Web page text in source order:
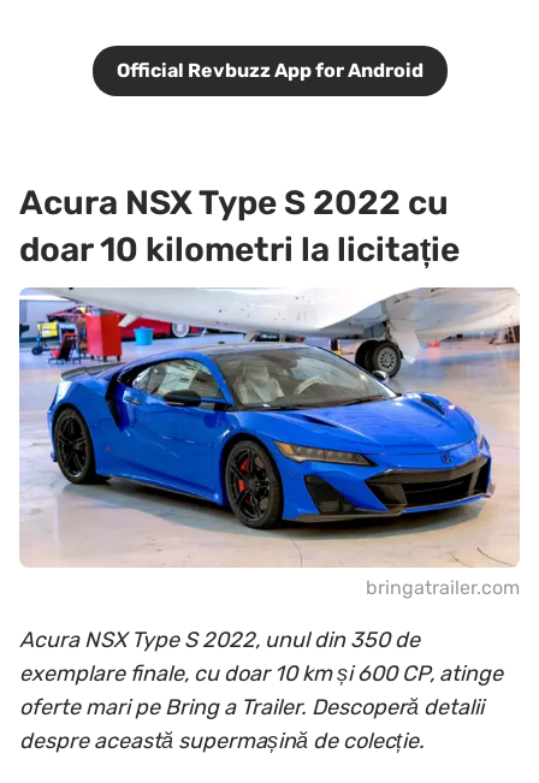
Official Revbuzz App for Android
Acura NSX Type S 2022 cu
doar 10 kilometri la licitație
bringatrailer.com
Acura NSX Type S 2022, unul din 350 de
exemplare finale, cu doar 10 km și 600 CP, atinge
oferte mari pe Bring a Trailer. Descoperă detalii
despre această supermașină de colecție.